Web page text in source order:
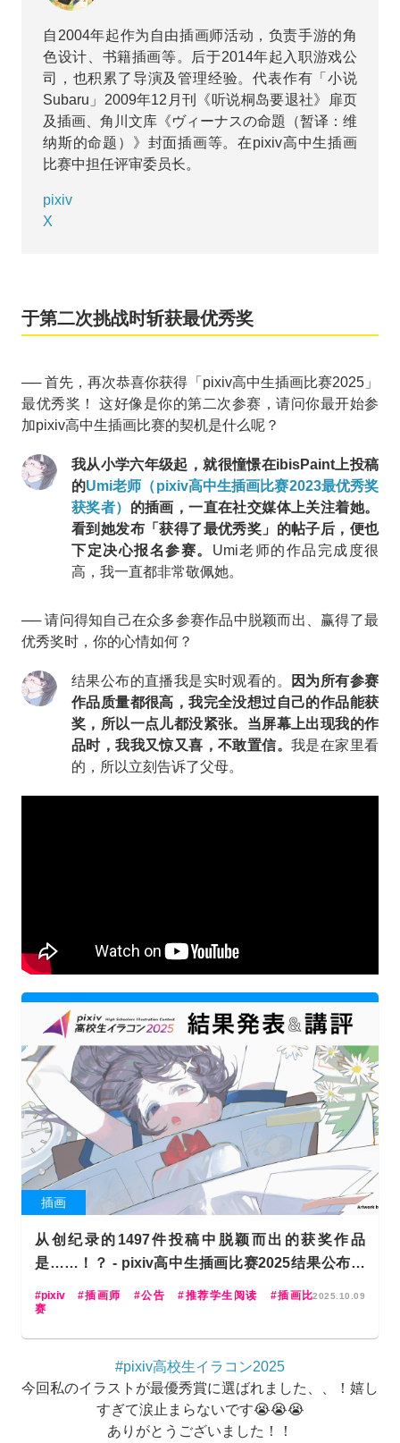
自2004年起作为自由插画师活动，负责手游的角
色设计、书籍插画等。后于2014年起入职游戏公
司，也积累了导演及管理经验。代表作有「小说
Subaru」2009年12月刊《听说桐岛要退社》扉页
及插画、角川文库《ヴィーナスの命題（暂译：维
纳斯的命题）》封面插画等。在pixiv高中生插画
比赛中担任评审委员长。
pixiv
X
于第二次挑战时斩获最优秀奖
── 首先，再次恭喜你获得「pixiv高中生插画比赛2025」
最优秀奖！ 这好像是你的第二次参赛，请问你最开始参
加pixiv高中生插画比赛的契机是什么呢？
我从小学六年级起，就很憧憬在ibisPaint上投稿
的Umi老师（pixiv高中生插画比赛2023最优秀奖
获奖者） 的插画，一直在社交媒体上关注着她。
看到她发布「获得了最优秀奖」的帖子后，便也
下定决心报名参赛。 Umi老师的作品完成度很
高，我一直都非常敬佩她。
── 请问得知自己在众多参赛作品中脱颖而出、赢得了最
优秀奖时，你的心情如何？
结果公布的直播我是实时观看的。
因为所有参赛
作品质量都很高，我完全没想过自己的作品能获
奖，所以一点儿都没紧张。当屏幕上出现我的作
品时，我我又惊又喜，不敢置信。 我是在家里看
的，所以立刻告诉了父母。
插画
从创纪录的1497件投稿中脱颖而出的获奖作品
是……！？ - pixiv高中生插画比赛2025结果公布＆
作品讲评 -
pixiv 插画师 公告 推荐学生阅读
插画比
赛
2025.10.09
#pixiv高校生イラコン2025
今回私のイラストが最優秀賞に選ばれました、、！嬉し
すぎて涙止まらないです😭😭😭
ありがとうございました！！